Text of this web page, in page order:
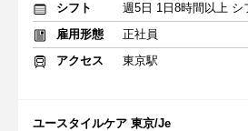
シフト
週5日 1日8時間以上 シ
雇用形態
正社員
アクセス
東京駅
ユースタイルケア 東京/Je